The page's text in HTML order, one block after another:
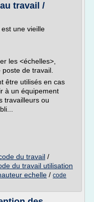
travail /
une vieille
les <échelles>,
de travail.
être utilisés en cas
à un équipement
travailleurs ou
du travail /
du travail utilisation
echelle / code